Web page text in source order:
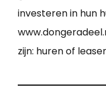
investeren in hun
zijn: huren of